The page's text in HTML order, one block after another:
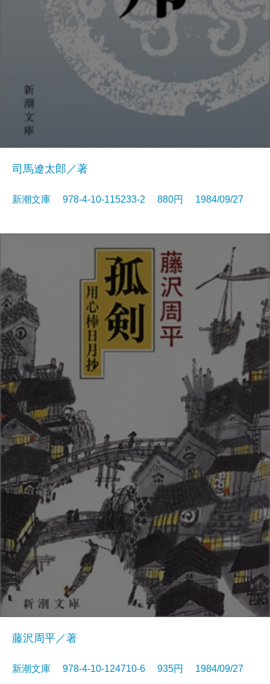
司馬遼太郎／著
新潮文庫 978-4-10-115233-2 880円 1984/09/27
藤沢周平／著
新潮文庫 978-4-10-124710-6 935円 1984/09/27